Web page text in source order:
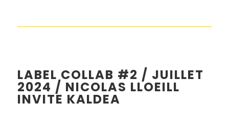
LABEL COLLAB #2 / JUILLET
2024 / NICOLAS LLOEILL
INVITE KALDEA